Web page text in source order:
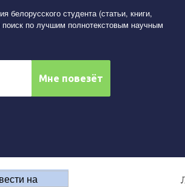
белорусского студента (статьи, книги,
по лучшим полнотекстовым научным